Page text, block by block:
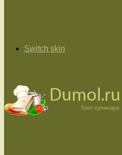
Switch skin